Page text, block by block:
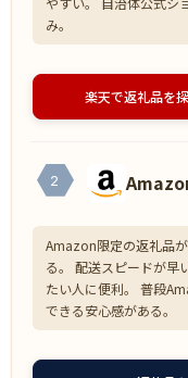
み。
楽天で返礼品を
2
Amazon限定の返礼品
る。 配送スピードが早
たい人に便利。 普段
できる安心感がある。